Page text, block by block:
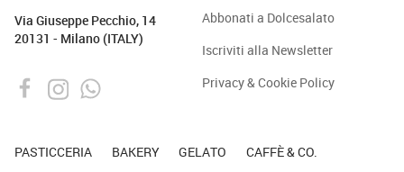
Via Giuseppe Pecchio, 14
20131 - Milano (ITALY)
Abbonati a Dolcesalato
Iscriviti alla Newsletter
Privacy & Cookie Policy
PASTICCERIA BAKERY GELATO CAFFÈ & CO.